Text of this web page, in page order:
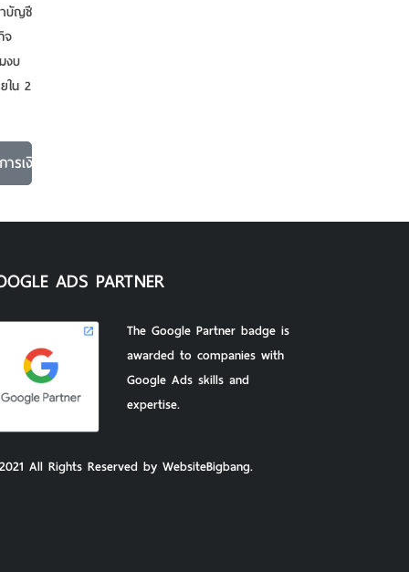
บัญชี
จ
งบ
ใน 2
เงิน กฎหมาย สินเชื่อ เงินกู้
ADS PARTNER
The Google Partner badge is
awarded to companies with
Google Ads skills and
expertise.
All Rights Reserved by WebsiteBigbang.